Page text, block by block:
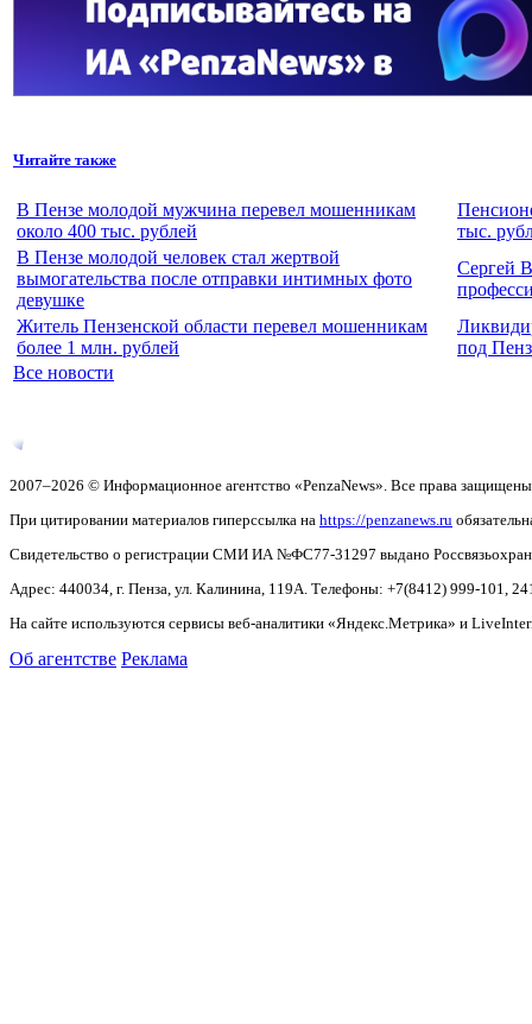
Читайте также
В Пензе молодой мужчина перевел мошенникам
около 400 тыс. рублей
тыс.
В Пензе молодой человек стал жертвой
вымогательства после отправки интимных фото
девушке
Сергей
Житель Пензенской области перевел мошенникам
более 1 млн. рублей
под
Все новости
2007–2026 © Информационное агентство «PenzaNews». Все права
При цитировании материалов гиперссылка на https://penzanews.ru
Свидетельство о регистрации СМИ ИА №ФС77-31297 выдано
Адрес: 440034, г. Пенза, ул. Калинина, 119А. Телефоны: +7(8412) 999-101,
На сайте используются сервисы веб-аналитики «Яндекс.Метрика» и
Об агентстве Реклама